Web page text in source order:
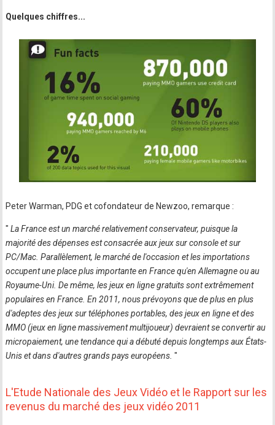
Quelques chiffres...
Peter Warman, PDG et cofondateur de Newzoo, remarque :
" La France est un marché relativement conservateur, puisque la
majorité des dépenses est consacrée aux jeux sur console et sur
PC/Mac. Parallèlement, le marché de l'occasion et les importations
occupent une place plus importante en France qu'en Allemagne ou au
Royaume-Uni. De même, les jeux en ligne gratuits sont extrêmement
populaires en France. En 2011, nous prévoyons que de plus en plus
d'adeptes des jeux sur téléphones portables, des jeux en ligne et des
MMO (jeux en ligne massivement multijoueur) devraient se convertir au
micropaiement, une tendance qui a débuté depuis longtemps aux États-
Unis et dans d'autres grands pays européens."
L'Etude Nationale des Jeux Vidéo et le Rapport sur les
revenus du marché des jeux vidéo 2011